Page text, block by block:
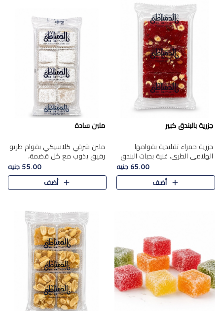
جزرية بالبندق كبير
جزرية حمراء تقليدية بقوامها
الهلامي الطري، غنية بحبات البندق
الفاخرة التي تضيف قرمشة راقية
إلى قوامها الناعم، لتقدم مزيجًا
متوازنًا من النكه..
65.00 جنيه
أضف
ملبن سادة
ملبن شرقي كلاسيكي بقوام طريو
رقيق يذوب مع كل قضمة،
مغطى بطبقة ناعمة من السكر
البودرة ليقدم المذاق الأصيل الذي
ارتبط بحلويات المولد التقليدي..
55.00 جنيه
أضف